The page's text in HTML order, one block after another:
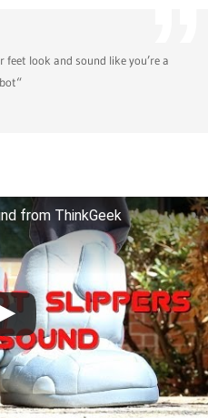
look and sound like you’re a
from ThinkGeek